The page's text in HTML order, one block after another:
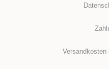
Versandkosten